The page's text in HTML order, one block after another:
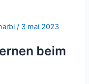
/ 3 mai 2023
beim